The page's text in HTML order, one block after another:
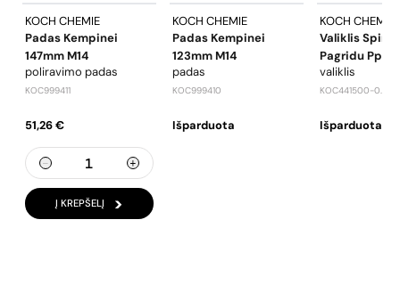
KOCH CHEMIE
Padas Kempinei
147mm M14
poliravimo padas
KOC999411
51,26 €
Į KREPŠELĮ
KOCH CHEMIE
Padas Kempinei
123mm M14
padas
KOC999410
Išparduota
KOCH CHEMIE
Valiklis
Pagridu Pps
valiklis
KOC441500-0.5P
Išparduota